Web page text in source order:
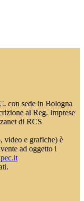
con sede in Bologna
al Reg. Imprese
di RCS
video e grafiche) è
ad oggetto i